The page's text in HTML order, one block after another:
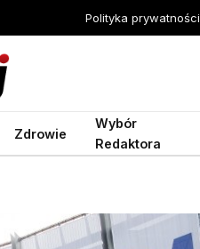
Polityka prywatności
Zdrowie
Wybór
Redaktora